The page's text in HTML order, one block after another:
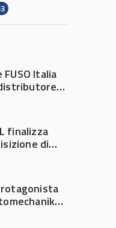
FUSO Italia
finalizza
di